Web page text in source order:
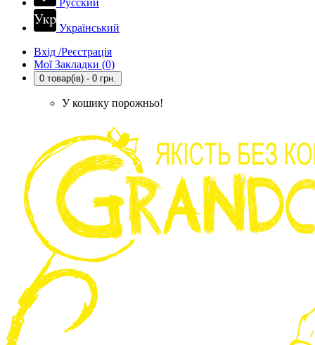
Русский
Український
Вхід /Реєстрація
Мої Закладки (0)
0 товар(ів) - 0 грн.
У кошику порожньо!